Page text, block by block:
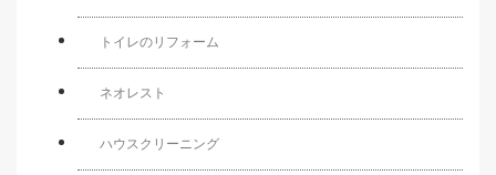
トイレのリフォーム
ネオレスト
ハウスクリーニング